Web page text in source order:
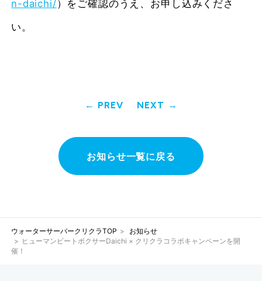
n-daichi/）をご確認のうえ、お申し込みくださ
い。
PREV NEXT
お知らせ一覧に戻る
ウォーターサーバークリクラTOP
お知らせ
ヒューマンビートボクサーDaichi × クリクラコラボキャンペーンを開
催！